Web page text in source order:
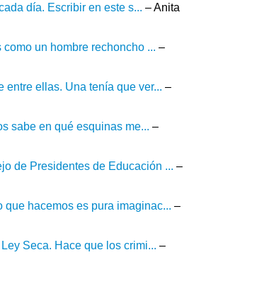
día. Escribir en este s... – Anita
un hombre rechoncho ... –
entre ellas. Una tenía que ver... –
sabe en qué esquinas me... –
de Presidentes de Educación ... –
que hacemos es pura imaginac... –
Seca. Hace que los crimi... –